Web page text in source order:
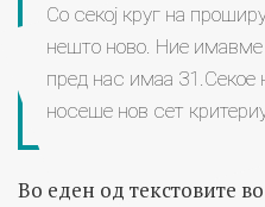
Со секој круг на
нешто ново. Ние имавме
пред нас имаа
носеше нов сет
Во еден од текстовите